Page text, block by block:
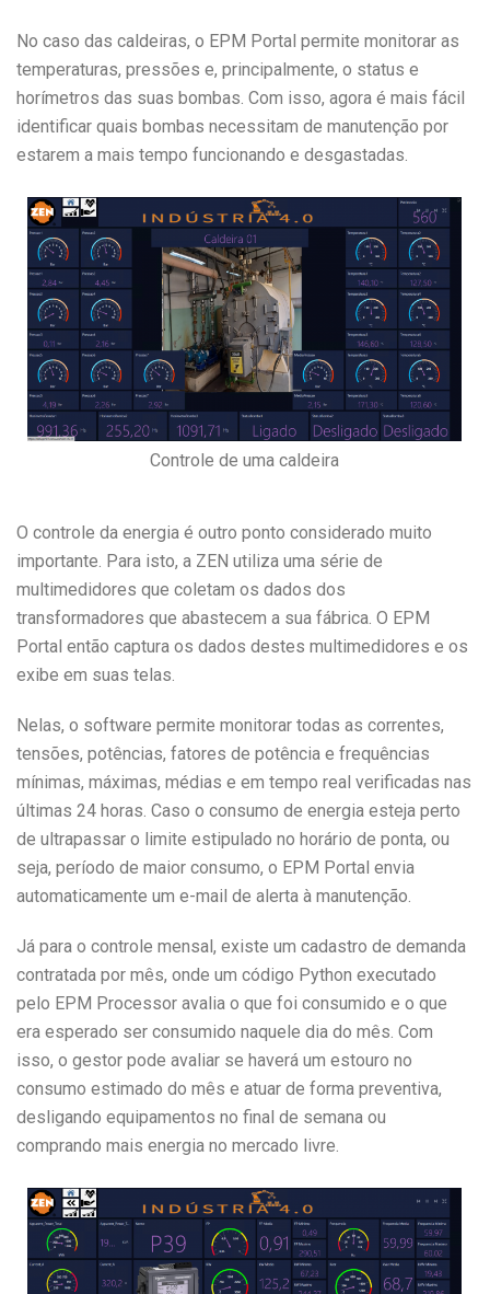
No caso das caldeiras, o EPM Portal permite monitorar as
temperaturas, pressões e, principalmente, o status e
horímetros das suas bombas. Com isso, agora é mais fácil
identificar quais bombas necessitam de manutenção por
estarem a mais tempo funcionando e desgastadas.
Controle de uma caldeira
O controle da energia é outro ponto considerado muito
importante. Para isto, a ZEN utiliza uma série de
multimedidores que coletam os dados dos
transformadores que abastecem a sua fábrica. O EPM
Portal então captura os dados destes multimedidores e os
exibe em suas telas.
Nelas, o software permite monitorar todas as correntes,
tensões, potências, fatores de potência e frequências
mínimas, máximas, médias e em tempo real verificadas nas
últimas 24 horas. Caso o consumo de energia esteja perto
de ultrapassar o limite estipulado no horário de ponta, ou
seja, período de maior consumo, o EPM Portal envia
automaticamente um e-mail de alerta à manutenção.
Já para o controle mensal, existe um cadastro de demanda
contratada por mês, onde um código Python executado
pelo EPM Processor avalia o que foi consumido e o que
era esperado ser consumido naquele dia do mês. Com
isso, o gestor pode avaliar se haverá um estouro no
consumo estimado do mês e atuar de forma preventiva,
desligando equipamentos no final de semana ou
comprando mais energia no mercado livre.